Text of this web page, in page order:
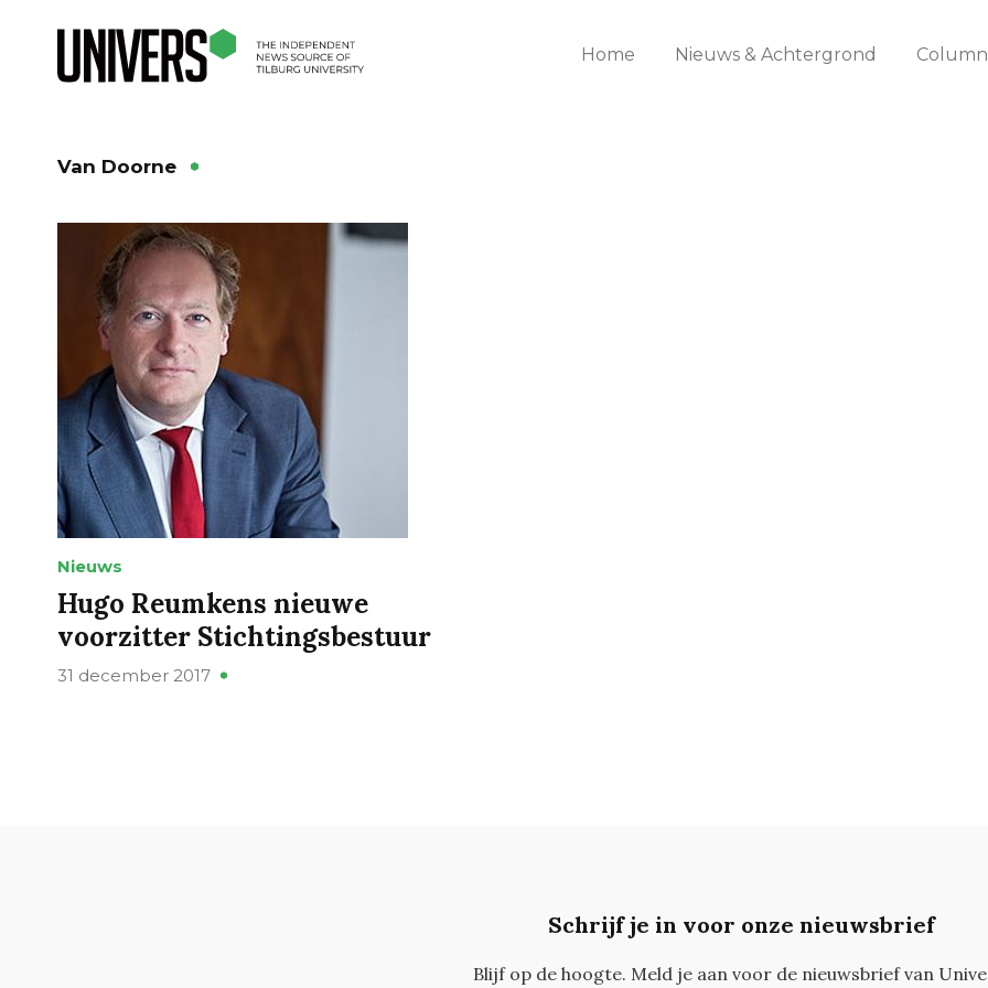
Home Nieuws & Achtergrond
Van Doorne
Nieuws
Hugo Reumkens nieuwe
voorzitter Stichtingsbestuur
31 december 2017
Schrijf je in voor onze nieuwsbrief
Blijf op de hoogte. Meld je aan voor de nieuwsbrief van